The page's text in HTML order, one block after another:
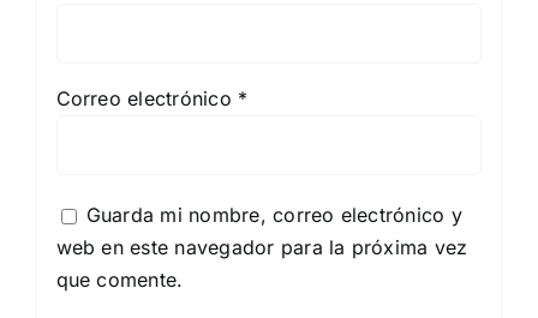
Correo electrónico *
Guarda mi nombre, correo electrónico y
web en este navegador para la próxima vez
que comente.